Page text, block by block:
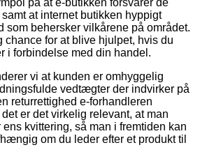
på at e-butikken forsvarer de
at internet butikken hyppigt
som behersker vilkårene på området.
chance for at blive hjulpet, hvis du
i forbindelse med din handel.
vi at kunden er omhyggelig
vedtægter der indvirker på
returrettighed e-forhandleren
er det virkelig relevant, at man
kvittering, så man i fremtiden kan
om du leder efter et produkt til